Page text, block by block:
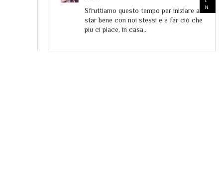
Sfruttiamo questo tempo per iniziare a
star bene con noi stessi e a far ciò che
piu ci piace, in casa..